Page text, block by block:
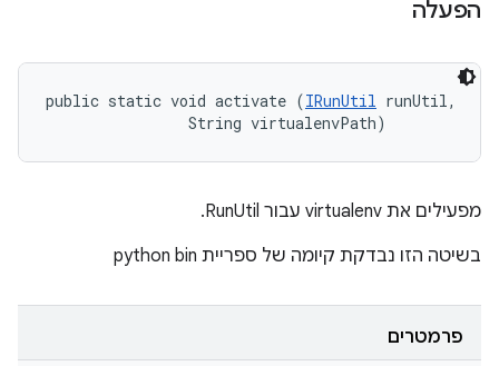
הפעלה
public static void activate (IRunUtil runUtil,
                String virtualenvPath)
מפעילים את virtualenv עבור RunUtil.
בשיטה הזו נבדקת קיומה של ספריית python bin
פרמטרים